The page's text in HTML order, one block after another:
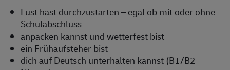
Lust hast durchzustarten – egal ob mit oder ohne
Schulabschluss
anpacken kannst und wetterfest bist
ein Frühaufsteher bist
dich auf Deutsch unterhalten kannst (B1/B2